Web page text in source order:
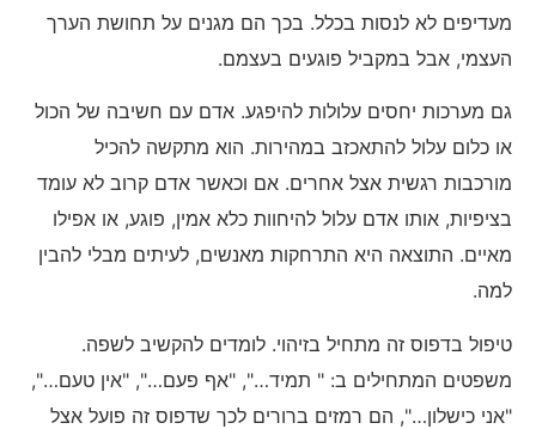
מעדיפים לא לנסות בכלל. בכך הם מגנים על תחושת הערך
העצמי, אבל במקביל פוגעים בעצמם.
גם מערכות יחסים עלולות להיפגע. אדם עם חשיבה של הכול
או כלום עלול להתאכזב במהירות. הוא מתקשה להכיל
מורכבות רגשית אצל אחרים. אם וכאשר אדם קרוב לא עומד
בציפיות, אותו אדם עלול להיחוות כלא אמין, פוגע, או אפילו
מאיים. התוצאה היא התרחקות מאנשים, לעיתים מבלי להבין
למה.
טיפול בדפוס זה מתחיל בזיהוי. לומדים להקשיב לשפה.
משפטים המתחילים ב: " תמיד…", "אף פעם…", "אין טעם…",
"אני כישלון…", הם רמזים ברורים לכך שדפוס זה פועל אצל